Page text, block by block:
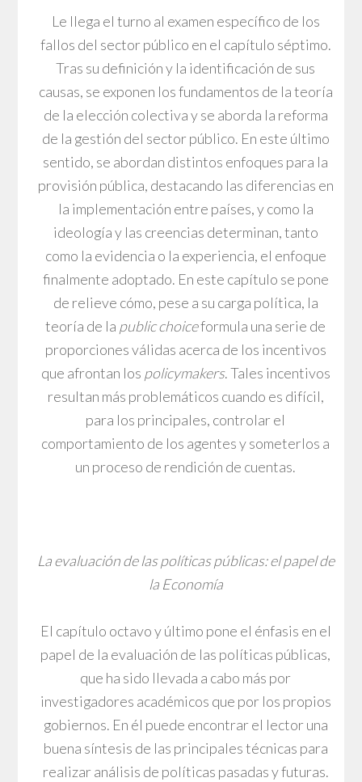
Le llega el turno al examen específico de los
fallos del sector público en el capítulo séptimo.
Tras su definición y la identificación de sus
causas, se exponen los fundamentos de la teoría
de la elección colectiva y se aborda la reforma
de la gestión del sector público. En este último
sentido, se abordan distintos enfoques para la
provisión pública, destacando las diferencias en
la implementación entre países, y como la
ideología y las creencias determinan, tanto
como la evidencia o la experiencia, el enfoque
finalmente adoptado. En este capítulo se pone
de relieve cómo, pese a su carga política, la
teoría de la public choiceformula una serie de
proporciones válidas acerca de los incentivos
que afrontan los policymakers. Tales incentivos
resultan más problemáticos cuando es difícil,
para los principales, controlar el
comportamiento de los agentes y someterlos a
un proceso de rendición de cuentas.
La evaluación de las políticas públicas: el papel de
la Economía
El capítulo octavo y último pone el énfasis en el
papel de la evaluación de las políticas públicas,
que ha sido llevada a cabo más por
investigadores académicos que por los propios
gobiernos. En él puede encontrar el lector una
buena síntesis de las principales técnicas para
realizar análisis de políticas pasadas y futuras.